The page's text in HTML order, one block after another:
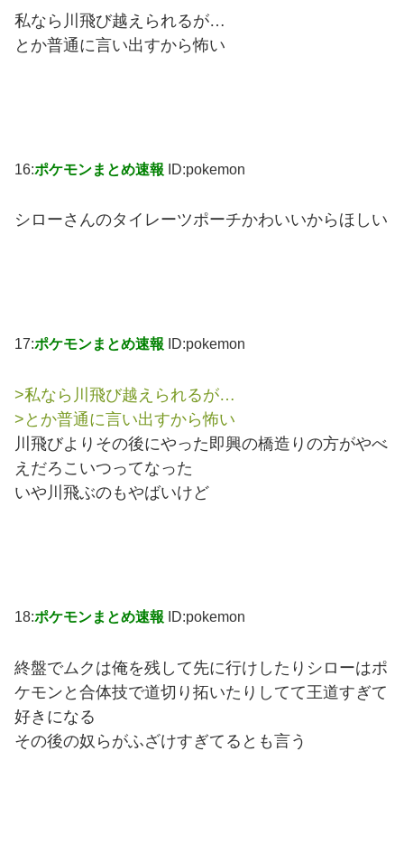
私なら川飛び越えられるが…
とか普通に言い出すから怖い
16:ポケモンまとめ速報 ID:pokemon
シローさんのタイレーツポーチかわいいからほしい
17:ポケモンまとめ速報 ID:pokemon
>私なら川飛び越えられるが…
>とか普通に言い出すから怖い
川飛びよりその後にやった即興の橋造りの方がやべ
えだろこいつってなった
いや川飛ぶのもやばいけど
18:ポケモンまとめ速報 ID:pokemon
終盤でムクは俺を残して先に行けしたりシローはポ
ケモンと合体技で道切り拓いたりしてて王道すぎて
好きになる
その後の奴らがふざけすぎてるとも言う